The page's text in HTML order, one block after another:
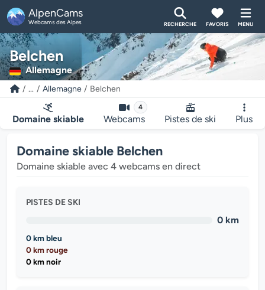
AlpenCams
Webcams des Alpes RECHERCHE FAVORIS MENU
Belchen
Allemagne
... Allemagne Belchen
Domaine skiable
4
Webcams Pistes de ski Plus
Domaine skiable Belchen
Domaine skiable avec 4 webcams en direct
PISTES DE SKI
0 km
0 km bleu
0 km rouge
0 km noir